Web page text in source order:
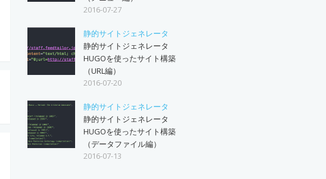
2016-07-27
静的サイトジェネレータ
静的サイトジェネレータ
HUGOを使ったサイト構築
（URL編）
2016-07-20
静的サイトジェネレータ
静的サイトジェネレータ
HUGOを使ったサイト構築
（データファイル編）
2016-07-13